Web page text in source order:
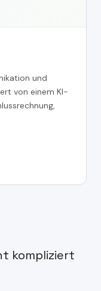
und
von einem KI-
kompliziert